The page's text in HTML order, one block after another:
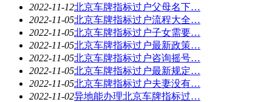
2022-11-12北京车牌指标过户父母名下…
2022-11-05北京车牌指标过户流程大全…
2022-11-05北京车牌指标过户子女需要…
2022-11-05北京车牌指标过户最新政策…
2022-11-05北京车牌指标过户咨询摇号…
2022-11-05北京车牌指标过户最新规定…
2022-11-05北京车牌指标过户夫妻没有…
2022-11-02异地能办理北京车牌指标过…